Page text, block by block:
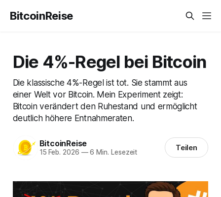
BitcoinReise
Die 4%-Regel bei Bitcoin
Die klassische 4%-Regel ist tot. Sie stammt aus
einer Welt vor Bitcoin. Mein Experiment zeigt:
Bitcoin verändert den Ruhestand und ermöglicht
deutlich höhere Entnahmeraten.
BitcoinReise
15 Feb. 2026 —6 Min. Lesezeit Teilen